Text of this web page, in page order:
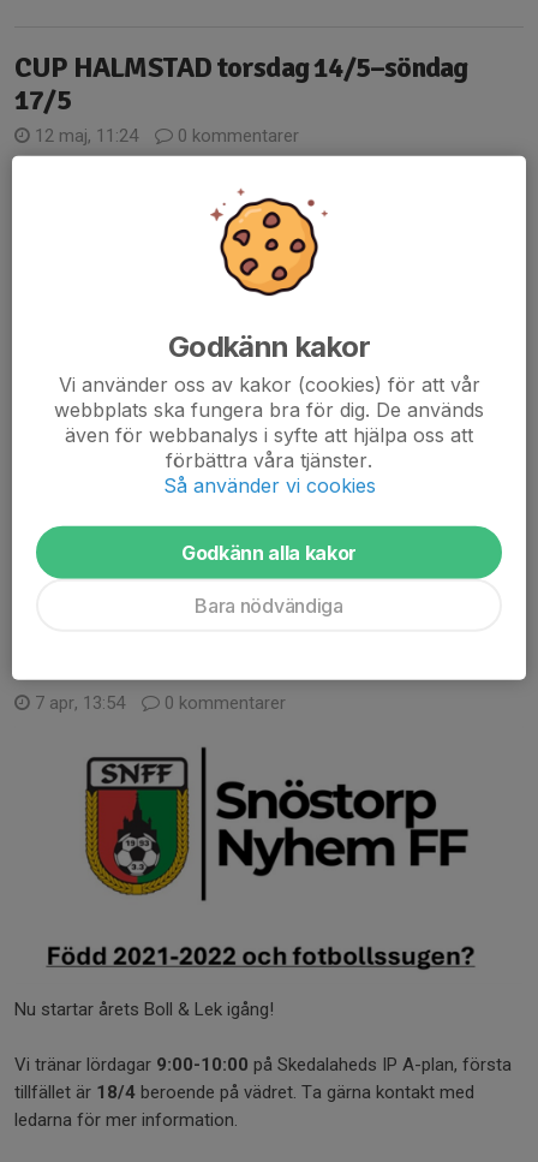
CUP HALMSTAD torsdag 14/5–söndag
17/5
12 maj, 11:24 0 kommentarer
Under torsdag 14/5 till söndag 17/5 arrangeras en intensiv och
härlig fotbollscup med matcher, gemenskap och aktiviteter för
Vi ser fram emot fyra dagar fyllda av fotbolls glädje och
många...
7 apr, 13:54 0 kommentarer
Nu startar årets Boll & Lek igång!
Vi tränar lördagar 9:00-10:00 på Skedalaheds IP A-plan, första
tillfället är 18/4 beroende på vädret. Ta gärna kontakt med
ledarna för mer information.
Godkänn kakor
Vi använder oss av kakor (cookies) för att vår
webbplats ska fungera bra för dig. De används
även för webbanalys i syfte att hjälpa oss att
förbättra våra tjänster.
Så använder vi cookies
Godkänn alla kakor
Bara nödvändiga